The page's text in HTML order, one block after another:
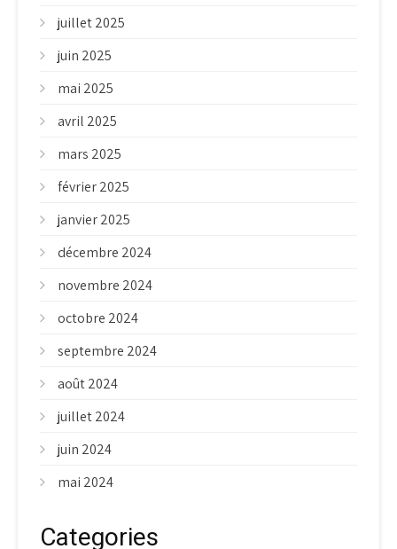
juillet 2025
juin 2025
mai 2025
avril 2025
mars 2025
février 2025
janvier 2025
décembre 2024
novembre 2024
octobre 2024
septembre 2024
août 2024
juillet 2024
juin 2024
mai 2024
Categories